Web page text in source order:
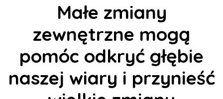
Małe zmiany
zewnętrzne mogą
pomóc odkryć głębie
naszej wiary i przynieść